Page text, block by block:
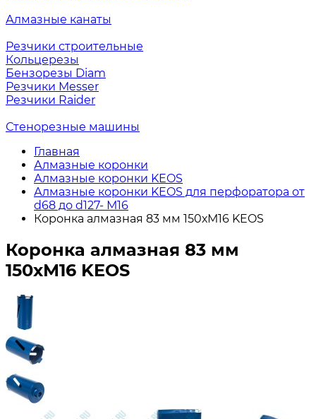
Алмазные канаты
Резчики строительные
Кольцерезы
Бензорезы Diam
Резчики Messer
Резчики Raider
Стенорезные машины
Главная
Алмазные коронки
Алмазные коронки KEOS
Алмазные коронки KEOS для перфоратора от
d68 до d127- М16
Коронка алмазная 83 мм 150хМ16 KEOS
Коронка алмазная 83 мм
150хМ16 KEOS